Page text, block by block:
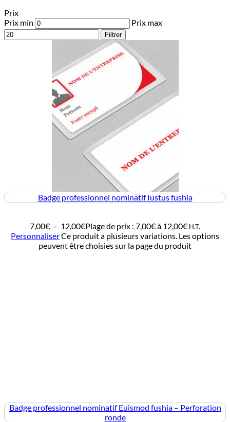
Prix
Prix min
Prix max
Filtrer
Badge professionnel nominatif Iustus fushia
7,00€ – 12,00€Plage de prix : 7,00€ à 12,00€ H.T.
PersonnaliserCe produit a plusieurs variations. Les options
peuvent être choisies sur la page du produit
Badge professionnel nominatif Euismod fushia – Perforation
ronde